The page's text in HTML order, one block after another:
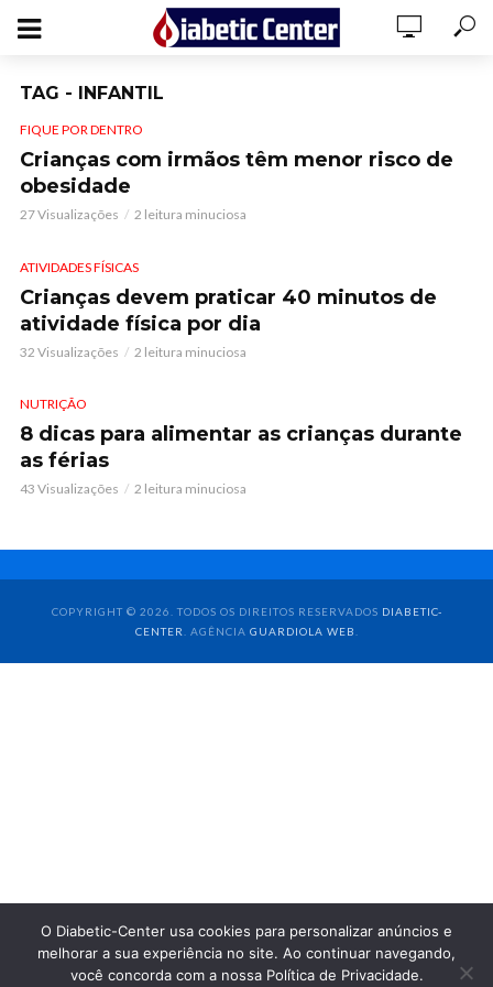
TAG - INFANTIL
FIQUE POR DENTRO
Crianças com irmãos têm menor risco de
obesidade
27 Visualizações 2 leitura minuciosa
ATIVIDADES FÍSICAS
Crianças devem praticar 40 minutos de
atividade física por dia
32 Visualizações 2 leitura minuciosa
NUTRIÇÃO
8 dicas para alimentar as crianças durante
as férias
43 Visualizações 2 leitura minuciosa
COPYRIGHT © 2026. TODOS OS DIREITOS RESERVADOS DIABETIC-
CENTER
. AGÊNCIA GUARDIOLA WEB
O Diabetic-Center usa cookies para personalizar anúncios e
melhorar a sua experiência no site. Ao continuar navegando,
você concorda com a nossa Política de Privacidade.